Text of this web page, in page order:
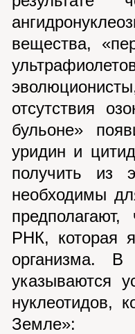
вещества,
отсутствия
бульоне»
уридин и
получить из
необходимы
РНК, которая
организма.
указываются
нуклеотидов,
Земле»: